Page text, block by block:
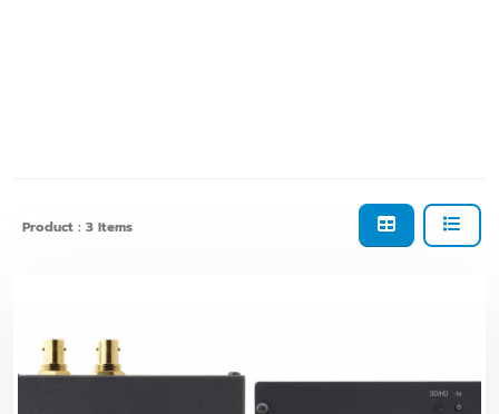
Product : 3 Items